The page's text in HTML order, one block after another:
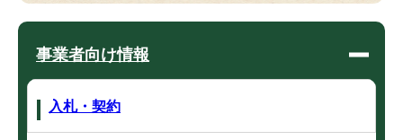
事業者向け情報
入札・契約